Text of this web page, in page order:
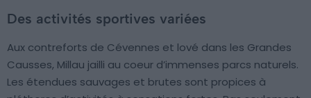
Des activités sportives variées
Aux contreforts de Cévennes et lové dans les Grandes
Causses, Millau jailli au coeur d’immenses parcs naturels.
Les étendues sauvages et brutes sont propices à